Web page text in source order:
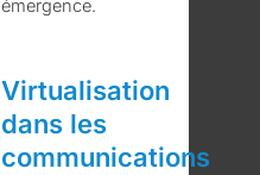
émergence.
Virtualisation
dans les
communications